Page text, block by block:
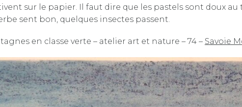
sur le papier. Il faut dire que les pastels sont doux
sent bon, quelques insectes passent.
en classe verte – atelier art et nature – 74 – Savoie